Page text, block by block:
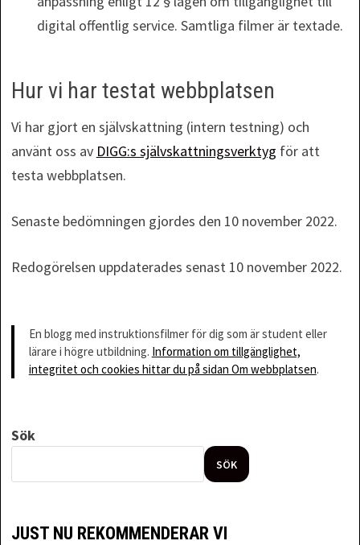
digital offentlig service. Samtliga filmer är textade.
Hur vi har testat webbplatsen
Vi har gjort en självskattning (intern testning) och
använt oss av DIGG:s självskattningsverktyg för att
testa webbplatsen.
Senaste bedömningen gjordes den 10 november 2022.
Redogörelsen uppdaterades senast 10 november 2022.
En blogg med instruktionsfilmer för dig som är student eller
lärare i högre utbildning. Information om tillgänglighet,
integritet och cookies hittar du på sidan Om webbplatsen.
Sök
SÖK
JUST NU REKOMMENDERAR VI